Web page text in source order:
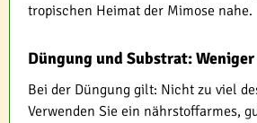
tropischen Heimat der Mimose nahe.
Düngung und Substrat:
Bei der Düngung gilt: Nicht zu viel
Verwenden Sie ein nährstoffarmes,